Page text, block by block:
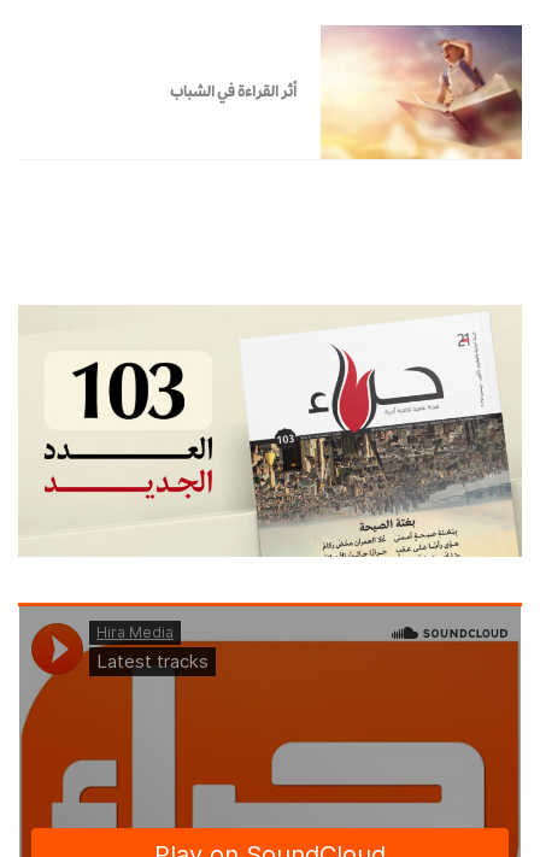
أثر القراءة في الشباب